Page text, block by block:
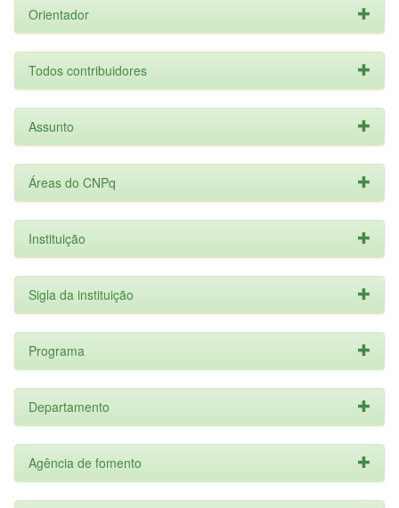
Orientador
Todos contribuidores
Assunto
Áreas do CNPq
Instituição
Sigla da instituição
Programa
Departamento
Agência de fomento